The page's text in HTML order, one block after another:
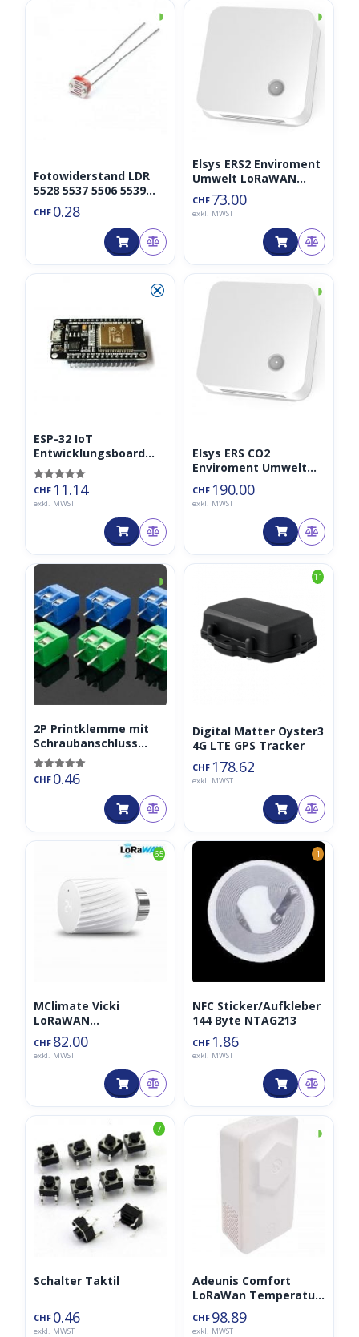
◑
Fotowiderstand LDR
5528 5537 5506 5539
5508 5516
CHF 0.28
◑
Elsys ERS2 Enviroment
Umwelt LoRaWAN
Sensor 868MHz
CHF 73.00
exkl. MWST
⮿
ESP-32 IoT
Entwicklungsboard
ESP32 DEVKIT V1
Bewertet mit
von 5
CHF 11.14
exkl. MWST
◑
Elsys ERS CO2
Enviroment Umwelt
LoRaWAN Sensor
868MHz
CHF 190.00
exkl. MWST
◑
2P Printklemme mit
Schraubanschluss
Terminal Block
Bewertet mit
CHF 0.46
11
Digital Matter Oyster3
4G LTE GPS Tracker
CHF 178.62
exkl. MWST
65
MClimate Vicki
LoRaWAN
Heizkörperthermostat
(Rugged)
CHF 82.00
exkl. MWST
1
NFC Sticker/Aufkleber
144 Byte NTAG213
CHF 1.86
exkl. MWST
7
Schalter Taktil
CHF 0.46
exkl. MWST
◑
Adeunis Comfort
LoRaWan Temperatur
und Luftfeuchtigkeits
Enviroment Sensor
CHF 98.89
exkl. MWST